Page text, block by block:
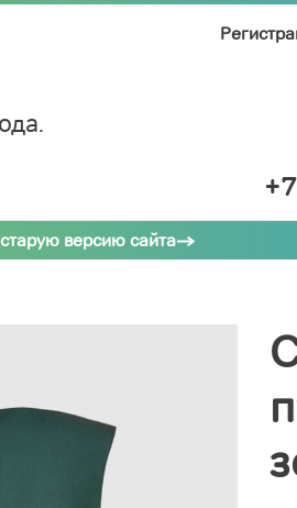
версию сайта